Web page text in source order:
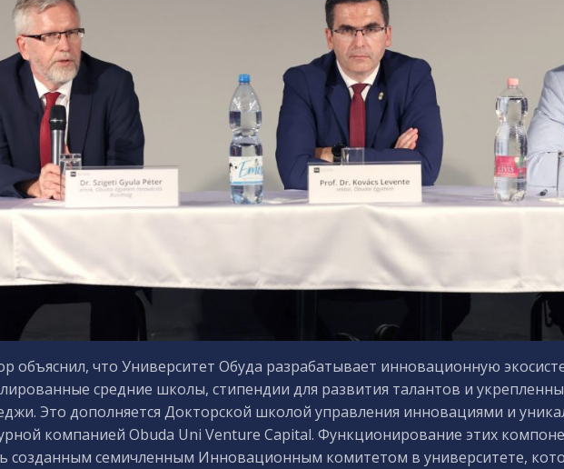
объяснил, что Университет Обуда разрабатывает инновационную
средние школы, стипендии для развития талантов и
Это дополняется Докторской школой управления инновациями и
компанией Obuda Uni Venture Capital. Функционирование этих
созданным семичленным Инновационным комитетом в университете,